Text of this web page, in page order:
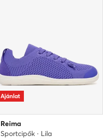
Ajánlat
Reima
Sportcipők · Lila